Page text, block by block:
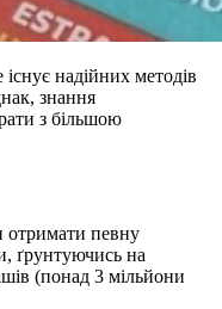
надійних методів
знання
з більшою
отримати певну
ґрунтуючись на
(понад 3 мільйони